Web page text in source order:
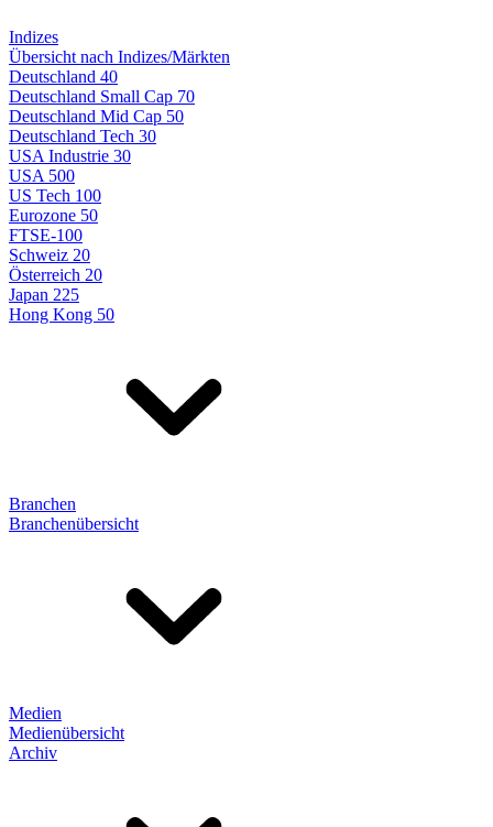
Indizes
Übersicht nach Indizes/Märkten
Deutschland 40
Deutschland Small Cap 70
Deutschland Mid Cap 50
Deutschland Tech 30
USA Industrie 30
USA 500
US Tech 100
Eurozone 50
FTSE-100
Schweiz 20
Österreich 20
Japan 225
Hong Kong 50
Branchen
Branchenübersicht
Medien
Medienübersicht
Archiv